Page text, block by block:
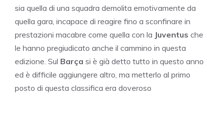
sia quella di una squadra demolita emotivamente da
quella gara, incapace di reagire fino a sconfinare in
prestazioni macabre come quella con la Juventus che
le hanno pregiudicato anche il cammino in questa
edizione. Sul Barça si è già detto tutto in questo anno
ed è difficile aggiungere altro, ma metterlo al primo
posto di questa classifica era doveroso